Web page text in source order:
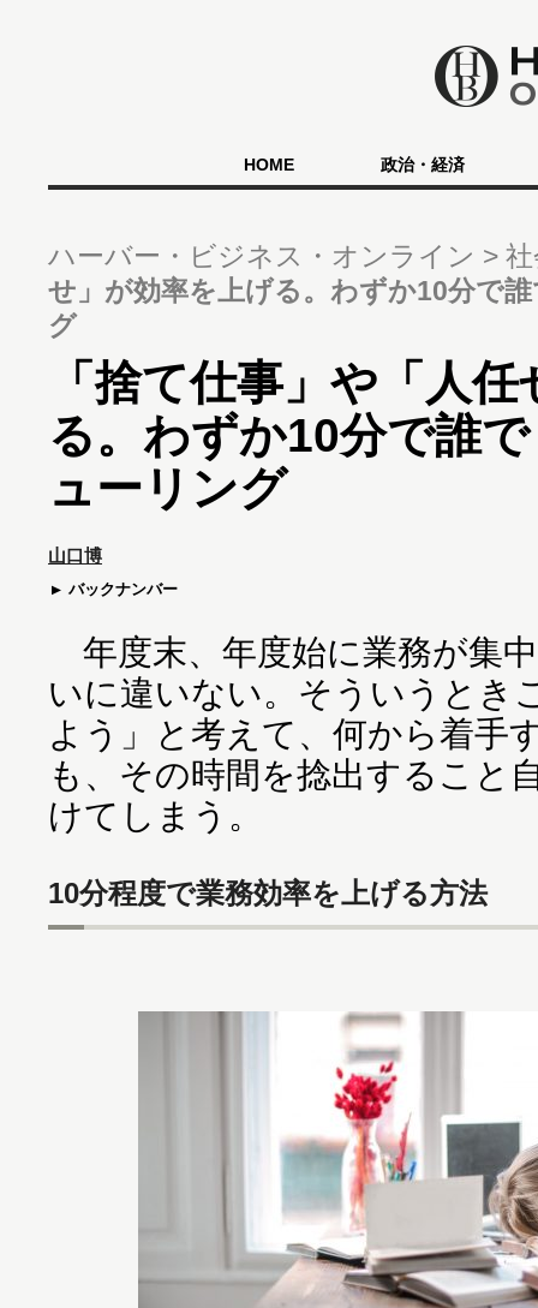
HOME 政治・経済
ハーバー・ビジネス・オンライン
せ」が効率を上げる。わずか10分で
グ
「捨て仕事」や「人
る。わずか10分で誰
ューリング
山口博
バックナンバー
年度末、年度始に業務が集
いに違いない。そういうとき
よう」と考えて、何から着手
も、その時間を捻出すること
けてしまう。
10分程度で業務効率を上げる方法